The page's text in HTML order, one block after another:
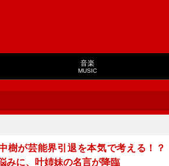
音楽
MUSIC
樹が芸能界引退を本気で考える！
みに、叶姉妹の名言が降臨